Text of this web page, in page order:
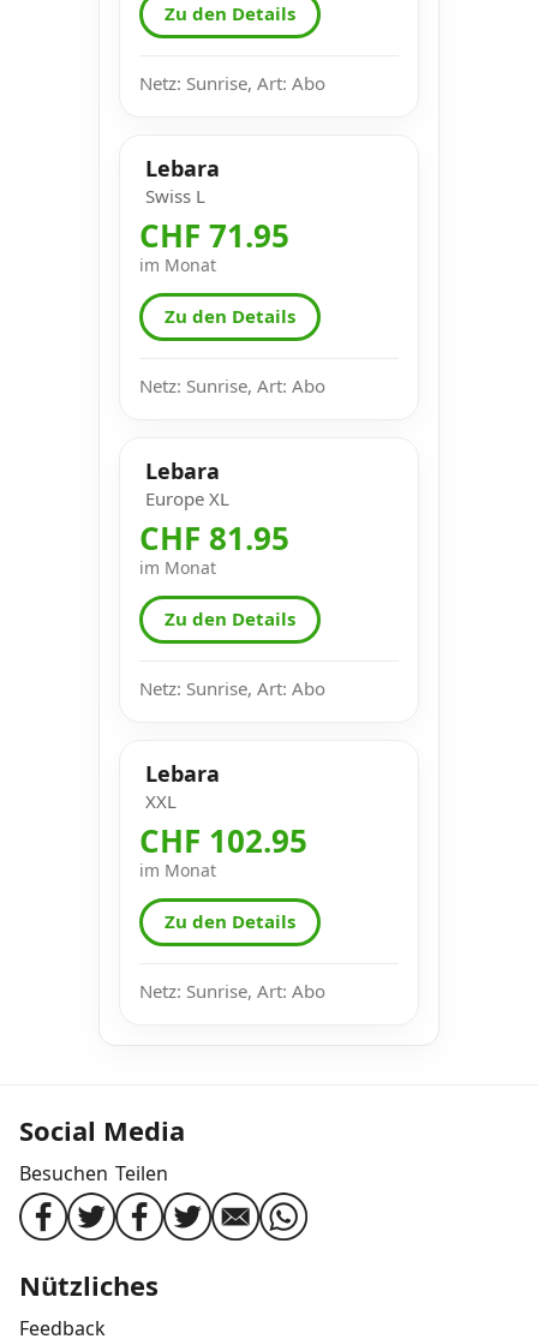
Zu den Details
Netz: Sunrise, Art: Abo
Lebara
Swiss L
CHF 71.95
im Monat
Zu den Details
Netz: Sunrise, Art: Abo
Lebara
Europe XL
CHF 81.95
im Monat
Zu den Details
Netz: Sunrise, Art: Abo
Lebara
XXL
CHF 102.95
im Monat
Zu den Details
Netz: Sunrise, Art: Abo
Social Media
Besuchen Teilen
Nützliches
Feedback